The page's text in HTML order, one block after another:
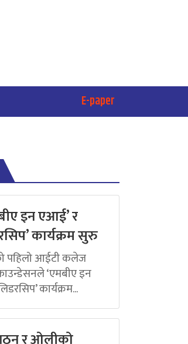
E-paper
इन एआई’ र
कार्यक्रम सुरु
पहिलो आईटी कलेज
‘एमबीए इन
कार्यक्रम...